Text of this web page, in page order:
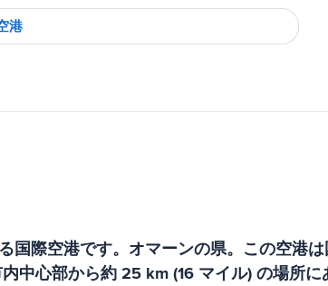
港
国際空港です。オマーンの県。この空港
心部から約 25 km (16 マイル) の場所に